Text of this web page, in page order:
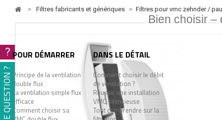
Bien choisir –
POUR DÉMARRER
Principe de la ventilation
double flux
La ventilation simple flux
efficace
Comment choisir sa
DANS LE DÉTAIL
Comment choisir le débit
de ventilation ?
Réussir une installation
VMC silencieuse
Tout comprendre sur la
> filtres fabricants et génériques > filtres pour vmc zehnder /
?
UNE QUESTION ?